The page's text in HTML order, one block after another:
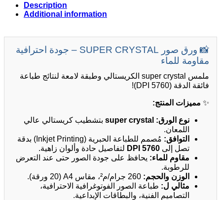
Description
Additional information
📸 ورق صور SUPER CRYSTAL – جودة احترافية
مقاومة للماء
ملمس super crystal الكريستالي وطبقة لامعة لنتائج طباعة
فائقة الدقة (5760 DPI)!
✨ مميزات المنتج:
نوع الورق: super crystal بتشطيب كريستالي عالي
اللمعان.
التوافق:
مُصمم للطباعة الحبرية (Inkjet Printing) بدقة
تصل إلى 5760 DPI
لتفاصيل حادة وألوان زاهية.
مقاوم للماء: يحافظ على جودة الصور حتى عند التعرض
للرطوبة.
الوزن والحجم:
مثالي ل: طباعة الصور الفوتوغرافية الاحترافية،
التصاميم الفنية، والبطاقات الإبداعية.